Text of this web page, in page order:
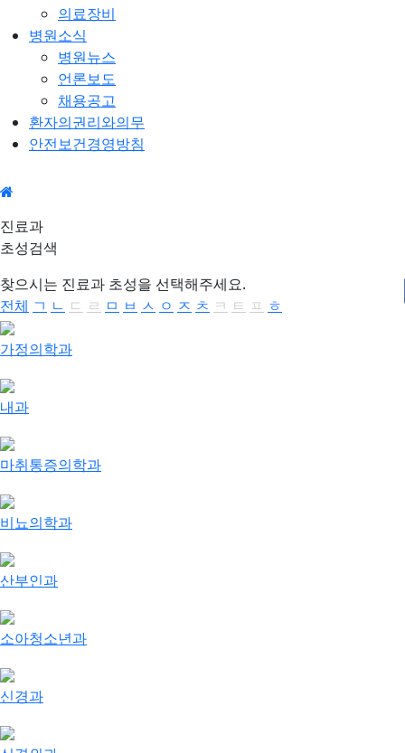
의료장비
병원소식
병원뉴스
언론보도
채용공고
환자의권리와의무
안전보건경영방침
과
진료과
초성검색
찾으시는 진료과 초성을 선택해주세요.
전체 ㄱ ㄴ ㄷ ㄹ ㅁ ㅂ ㅅ ㅇ ㅈ ㅊ ㅋ ㅌ ㅍ ㅎ
가정의학과
내과
마취통증의학과
비뇨의학과
산부인과
소아청소년과
신경과